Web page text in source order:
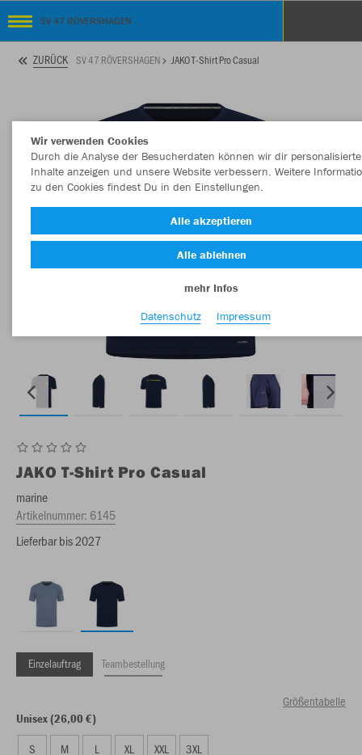
SV 47 RÖVERSHAGEN
ZURÜCK SV 47 RÖVERSHAGEN JAKO T-Shirt Pro Casual
JAKO T-Shirt Pro Casual
marine
Artikelnummer: 6145
Lieferbar bis 2027
Einzelauftrag Teambestellung
Größentabelle
Unisex (26,00 €)
S M L XL XXL 3XL
Wir verwenden Cookies
Durch die Analyse der Besucherdaten können wir dir personalisierte
Inhalte anzeigen und unsere Website verbessern. Weitere
zu den Cookies findest Du in den Einstellungen.
Alle akzeptieren
Alle ablehnen
mehr Infos
Datenschutz
Impressum